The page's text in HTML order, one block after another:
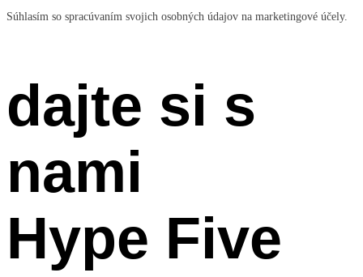
Súhlasím so spracúvaním svojich osobných údajov na marketingové účely.
dajte si s
nami
Hype Five